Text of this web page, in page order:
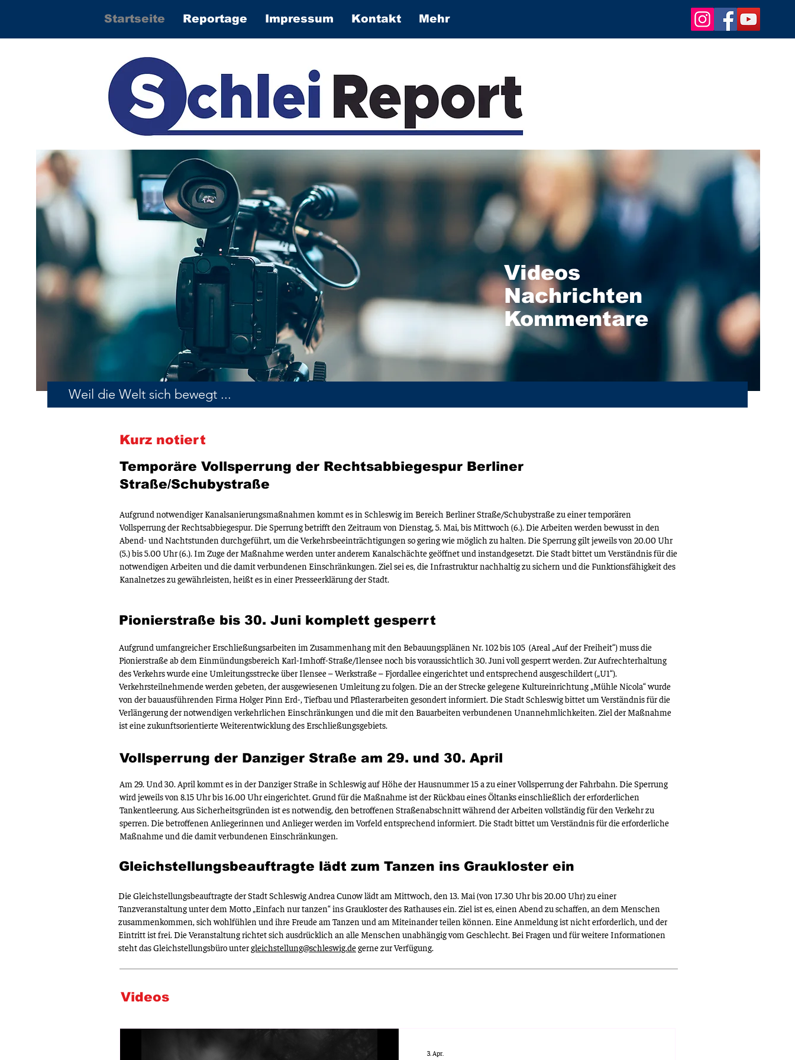
Startseite Reportage Impressum Kontakt Mehr
Videos
Nachrichten
Kommentare
Weil die Welt sich bewegt ...
Kurz notiert
Temporäre Vollsperrung der Rechtsabbiegespur Berliner
Straße/Schubystraße
Aufgrund notwendiger Kanalsanierungsmaßnahmen kommt es in Schleswig im Bereich Berliner Straße/Schubystraße zu einer temporären
Vollsperrung der Rechtsabbiegespur. Die Sperrung betrifft den Zeitraum von Dienstag, 5. Mai, bis Mittwoch (6.).Die Arbeiten werden bewusst in den
Abend- und Nachtstunden durchgeführt, um die Verkehrsbeeinträchtigungen so gering wie möglich zu halten. Die Sperrung gilt jeweils von 20.00 Uhr
(5.) bis 5.00 Uhr (6.). Im Zuge der Maßnahme werden unter anderem Kanalschächte geöffnet und instandgesetzt.Die Stadt bittet um Verständnis für die
notwendigen Arbeiten und die damit verbundenen Einschränkungen. Ziel sei es, die Infrastruktur nachhaltig zu sichern und die Funktionsfähigkeit des
Kanalnetzes zu gewährleisten, heißt es in einer Presseerklärung der Stadt.
Pionierstraße bis 30. Juni komplett gesperrt
Aufgrund umfangreicher Erschließungsarbeiten im Zusammenhang mit den Bebauungsplänen Nr. 102 bis 105 (Areal „Auf der Freiheit“) muss die
Pionierstraße ab dem Einmündungsbereich Karl-Imhoff-Straße/Ilensee noch bis voraussichtlich 30. Juni voll gesperrt werden.Zur Aufrechterhaltung
des Verkehrs wurde eine Umleitungsstrecke über Ilensee – Werkstraße – Fjordallee eingerichtet und entsprechend ausgeschildert („U1“).
Verkehrsteilnehmende werden gebeten, der ausgewiesenen Umleitung zu folgen.Die an der Strecke gelegene Kultureinrichtung „Mühle Nicola“ wurde
von der bauausführenden Firma Holger Pinn Erd-, Tiefbau und Pflasterarbeiten gesondert informiert.Die Stadt Schleswig bittet um Verständnis für die
Verlängerung der notwendigen verkehrlichen Einschränkungen und die mit den Bauarbeiten verbundenen Unannehmlichkeiten. Ziel der Maßnahme
ist eine zukunftsorientierte Weiterentwicklung des Erschließungsgebiets.
Vollsperrung der Danziger Straße am 29. und 30. April
Am 29. Und 30. April kommt es in der Danziger Straße in Schleswig auf Höhe der Hausnummer 15 a zu einer Vollsperrung der Fahrbahn. Die Sperrung
wird jeweils von 8.15 Uhr bis 16.00 Uhr eingerichtet.Grund für die Maßnahme ist der Rückbau eines Öltanks einschließlich der erforderlichen
Tankentleerung. Aus Sicherheitsgründen ist es notwendig, den betroffenen Straßenabschnitt während der Arbeiten vollständig für den Verkehr zu
sperren.Die betroffenen Anliegerinnen und Anlieger werden im Vorfeld entsprechend informiert.Die Stadt bittet um Verständnis für die erforderliche
Maßnahme und die damit verbundenen Einschränkungen.
Gleichstellungsbeauftragte lädt zum Tanzen ins Graukloster ein
Die Gleichstellungsbeauftragte der Stadt Schleswig Andrea Cunow lädt am Mittwoch, den 13. Mai (von 17.30 Uhr bis 20.00 Uhr) zu einer
Tanzveranstaltung unter dem Motto „Einfach nur tanzen“ ins Graukloster des Rathauses ein.Ziel ist es, einen Abend zu schaffen, an dem Menschen
zusammenkommen, sich wohlfühlen und ihre Freude am Tanzen und am Miteinander teilen können.Eine Anmeldung ist nicht erforderlich, und der
Eintritt ist frei. Die Veranstaltung richtet sich ausdrücklich an alle Menschen unabhängig vom Geschlecht. Bei Fragen und für weitere Informationen
steht das Gleichstellungsbüro untergleichstellung@schleswig.degerne zur Verfügung.
Videos
3. Apr.